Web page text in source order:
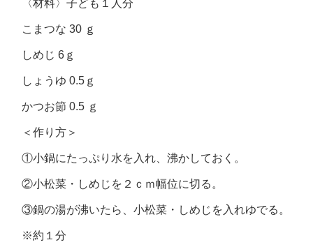
〈材料〉子ども１人分
こまつな 30 ｇ
しめじ 6ｇ
しょうゆ 0.5ｇ
かつお節 0.5 ｇ
＜作り方＞
①小鍋にたっぷり水を入れ、沸かしておく。
②小松菜・しめじを２ｃｍ幅位に切る。
③鍋の湯が沸いたら、小松菜・しめじを入れゆでる。
※約１分